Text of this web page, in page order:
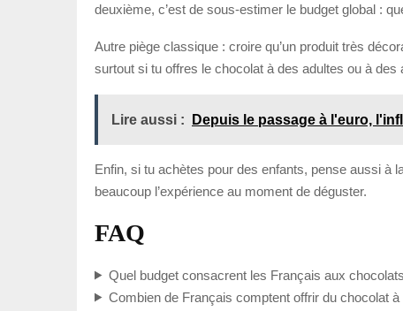
deuxième, c’est de sous-estimer le budget global :
Autre piège classique : croire qu’un produit très
surtout si tu offres le chocolat à des adultes ou à des
Lire aussi : Depuis le passage à l'euro,
Enfin, si tu achètes pour des enfants, pense aussi à
beaucoup l’expérience au moment de déguster.
FAQ
Quel budget consacrent les Français aux
Combien de Français comptent offrir du chocolat à